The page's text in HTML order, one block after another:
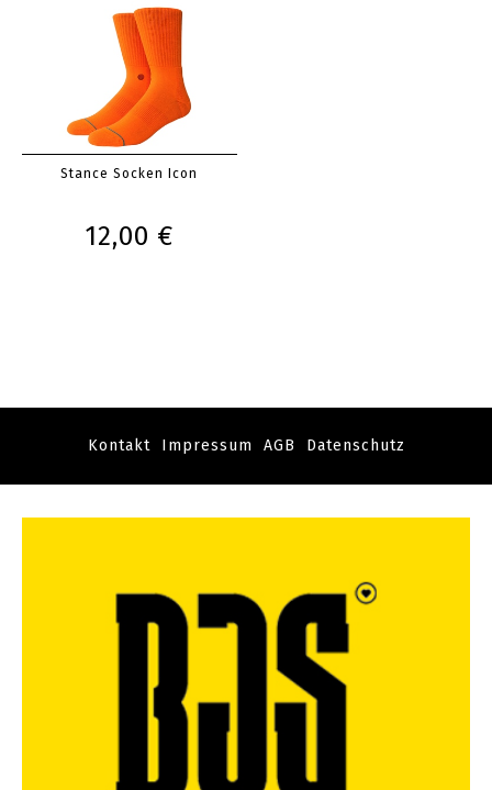
Stance Socken Icon
12,00 €
Kontakt Impressum AGB Datenschutz